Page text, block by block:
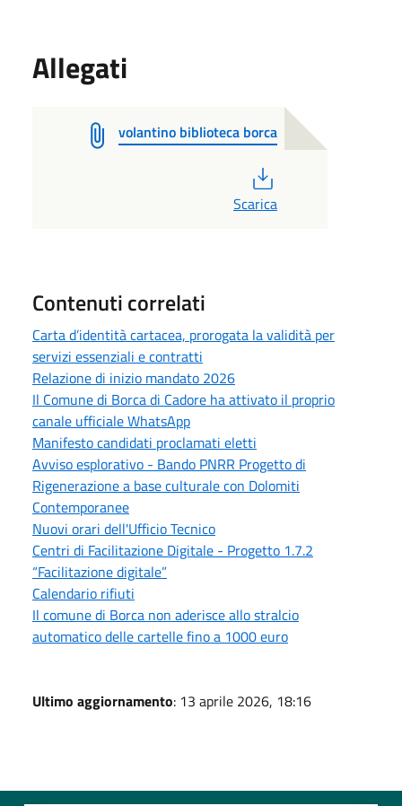
Allegati
volantino biblioteca borca
Scarica
Contenuti correlati
Carta d’identità cartacea, prorogata la validità per
servizi essenziali e contratti
Relazione di inizio mandato 2026
Il Comune di Borca di Cadore ha attivato il proprio
canale ufficiale WhatsApp
Manifesto candidati proclamati eletti
Avviso esplorativo - Bando PNRR Progetto di
Rigenerazione a base culturale con Dolomiti
Contemporanee
Nuovi orari dell'Ufficio Tecnico
Centri di Facilitazione Digitale - Progetto 1.7.2
“Facilitazione digitale”
Calendario rifiuti
Il comune di Borca non aderisce allo stralcio
automatico delle cartelle fino a 1000 euro
Ultimo aggiornamento: 13 aprile 2026, 18:16